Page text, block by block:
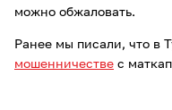
можно обжаловать.
Ранее мы писали, что в
мошенничестве с